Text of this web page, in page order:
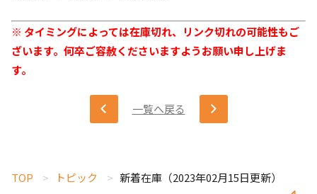
※ タイミングによっては在庫切れ、リンク切れの可能性もご
ざいます。何卒ご容赦くださいますようお願い申し上げま
す。
一覧へ戻る
TOP トピック 新着在庫（2023年02月15日更新）